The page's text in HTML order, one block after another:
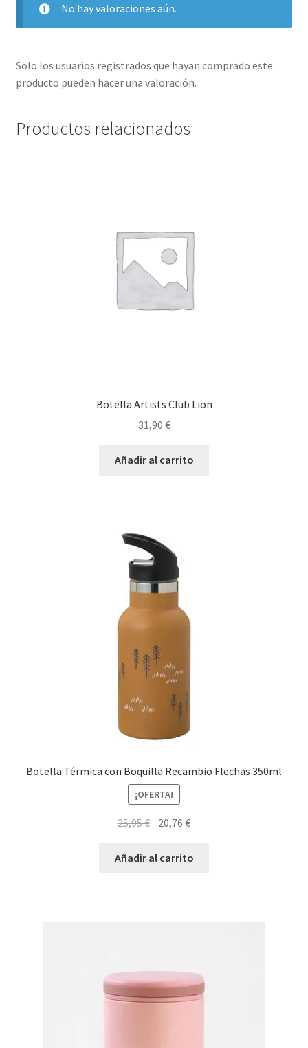
No hay valoraciones aún.
Solo los usuarios registrados que hayan comprado este
producto pueden hacer una valoración.
Productos relacionados
Botella Artists Club Lion
31,90 €
Añadir al carrito
Botella Térmica con Boquilla Recambio Flechas 350ml
¡OFERTA!
25,95€ El
original
20,76€El
actual
Añadir al carrito